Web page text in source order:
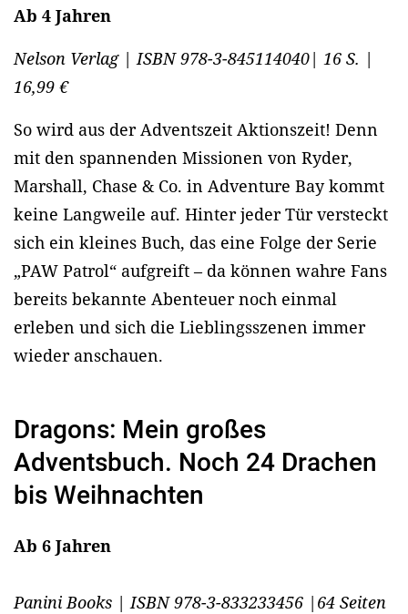
Ab 4 Jahren
Nelson Verlag | ISBN 978-3-845114040| 16 S. |
16,99 €
So wird aus der Adventszeit Aktionszeit! Denn
mit den spannenden Missionen von Ryder,
Marshall, Chase & Co. in Adventure Bay kommt
keine Langweile auf. Hinter jeder Tür versteckt
sich ein kleines Buch, das eine Folge der Serie
„PAW Patrol“ aufgreift – da können wahre Fans
bereits bekannte Abenteuer noch einmal
erleben und sich die Lieblingsszenen immer
wieder anschauen.
Dragons: Mein großes
Adventsbuch. Noch 24 Drachen
bis Weihnachten
Ab 6 Jahren
Panini Books | ISBN 978-3-833233456 |64 Seiten